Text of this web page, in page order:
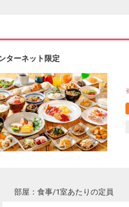
ターネット限定
部屋：食事/1室あたりの定員